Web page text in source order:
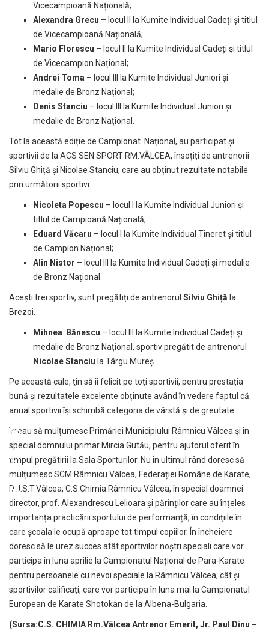
Vicecampioană Națională;
Alexandra Grecu – locul II la Kumite Individual Cadeți și titlul
de Vicecampioană Națională;
Mario Florescu – locul II la Kumite Individual Cadeți și titlul
de Vicecampion Național;
Andrei Toma – locul III la Kumite Individual Juniori și
medalie de Bronz Național;
Denis Stanciu – locul III la Kumite Individual Juniori și
medalie de Bronz Național.
Tot la această ediție de Campionat Național, au participat și
sportivii de la ACS SEN SPORT RM.VÂLCEA, însoțiți de antrenorii
Silviu Ghiță și Nicolae Stanciu, care au obținut rezultate notabile
prin următorii sportivi:
Nicoleta Popescu – locul I la Kumite Individual Juniori și
titlul de Campioană Națională;
Eduard Văcaru – locul I la Kumite Individual Tineret și titlul
de Campion Național;
Alin Nistor – locul III la Kumite Individual Cadeți și medalie
de Bronz Național.
Acești trei sportiv, sunt pregătiți de antrenorul Silviu Ghiță la
Brezoi.
Mihnea Bănescu – locul III la Kumite Individual Cadeți și
medalie de Bronz Național, sportiv pregătit de antrenorul
Nicolae Stanciu la Târgu Mureș.
Pe această cale, ţin să îi felicit pe toți sportivii, pentru prestația
bună și rezultatele excelente obținute având în vedere faptul că
anual sportivii își schimbă categoria de vârstă și de greutate.
Vreau să mulțumesc Primăriei Municipiului Râmnicu Vâlcea și în
special domnului primar Mircia Gutău, pentru ajutorul oferit în
timpul pregătirii la Sala Sporturilor. Nu în ultimul rând doresc să
mulțumesc SCM Râmnicu Vâlcea, Federației Române de Karate,
D.J.S.T.Vâlcea, C.S.Chimia Râmnicu Vâlcea, în special doamnei
director, prof. Alexandrescu Lelioara și părinților care au înțeles
importanța practicării sportului de performanță, în condițiile în
care școala le ocupă aproape tot timpul copiilor. În încheiere
doresc să le urez succes atât sportivilor noștri speciali care vor
participa în luna aprilie la Campionatul Național de Para-Karate
pentru persoanele cu nevoi speciale la Râmnicu Vâlcea, cât și
sportivilor calificați, care vor participa în luna mai la Campionatul
European de Karate Shotokan de la Albena-Bulgaria.
(Sursa:C.S. CHIMIA Rm.Vâlcea Antrenor Emerit, Jr. Paul Dinu –